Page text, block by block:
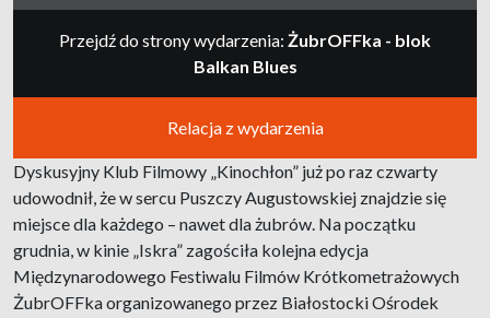
Przejdź do strony wydarzenia: ŻubrOFFka - blok
Balkan Blues
Relacja z wydarzenia
Dyskusyjny Klub Filmowy „Kinochłon” już po raz czwarty
udowodnił, że w sercu Puszczy Augustowskiej znajdzie się
miejsce dla każdego – nawet dla żubrów. Na początku
grudnia, w kinie „Iskra” zagościła kolejna edycja
Międzynarodowego Festiwalu Filmów Krótkometrażowych
ŻubrOFFka organizowanego przez Białostocki Ośrodek